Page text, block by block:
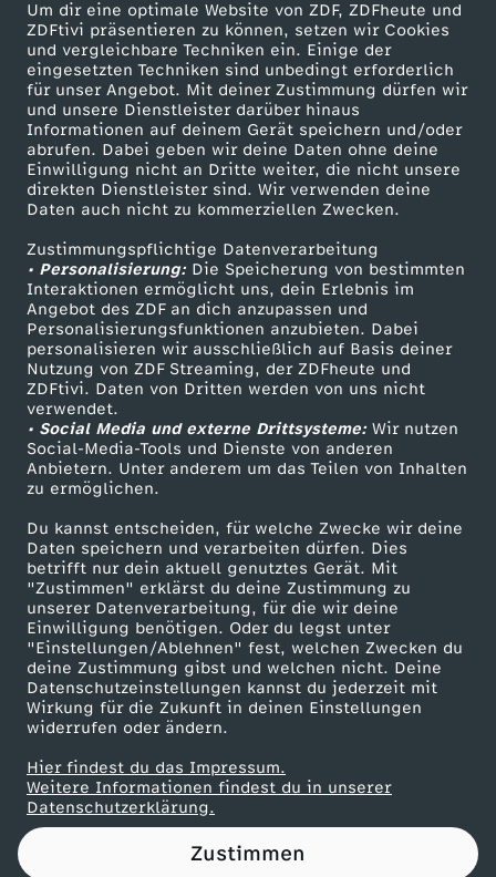
Um dir eine optimale Website von ZDF, ZDFheute und
ZDFtivi präsentieren zu können, setzen wir Cookies
und vergleichbare Techniken ein. Einige der
eingesetzten Techniken sind unbedingt erforderlich
für unser Angebot. Mit deiner Zustimmung dürfen wir
und unsere Dienstleister darüber hinaus
Informationen auf deinem Gerät speichern und/oder
abrufen. Dabei geben wir deine Daten ohne deine
Einwilligung nicht an Dritte weiter, die nicht unsere
direkten Dienstleister sind. Wir verwenden deine
Daten auch nicht zu kommerziellen Zwecken.
Zustimmungspflichtige Datenverarbeitung
• Personalisierung:Die Speicherung von bestimmten
Interaktionen ermöglicht uns, dein Erlebnis im
Angebot des ZDF an dich anzupassen und
Personalisierungsfunktionen anzubieten. Dabei
personalisieren wir ausschließlich auf Basis deiner
Nutzung von ZDF Streaming, der ZDFheute und
ZDFtivi. Daten von Dritten werden von uns nicht
verwendet.
• Social Media und externe Drittsysteme:Wir nutzen
Social-Media-Tools und Dienste von anderen
Anbietern. Unter anderem um das Teilen von Inhalten
zu ermöglichen.
Du kannst entscheiden, für welche Zwecke wir deine
Daten speichern und verarbeiten dürfen. Dies
betrifft nur dein aktuell genutztes Gerät. Mit
"Zustimmen" erklärst du deine Zustimmung zu
unserer Datenverarbeitung, für die wir deine
Einwilligung benötigen. Oder du legst unter
"Einstellungen/Ablehnen" fest, welchen Zwecken du
deine Zustimmung gibst und welchen nicht. Deine
Datenschutzeinstellungen kannst du jederzeit mit
Wirkung für die Zukunft in deinen Einstellungen
widerrufen oder ändern.
Hier findest du das Impressum.
Weitere Informationen findest du in unserer
Datenschutzerklärung.
Zustimmen
Mehr ZDF
ZDF-Apps
Smart TV
ZDFtext
Livestreams
Sendungen A-Z
TV-Programm
Service
ZDFmitreden
Kontakt zum ZDF
Tickets
Zuschauerservice
Hilfe
ZDF Unternehmen
Karriere
ZDF goes Schule
Werbefernsehen
Mainzelmännchen
Partner